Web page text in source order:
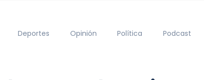
Deportes Opinión Política Podcast